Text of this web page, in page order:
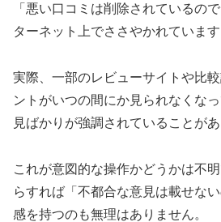
「悪い口コミは削除されているの
ターネット上でささやかれています
実際、一部のレビューサイトや比
ントがいつの間にか見られなくな
見ばかりが強調されていることがあ
これが意図的な操作かどうかは不
らすれば「不都合な意見は載せな
感を持つのも無理はありません。